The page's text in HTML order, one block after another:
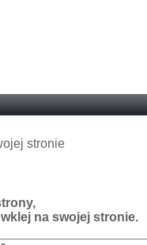
stronie
na swojej stronie.